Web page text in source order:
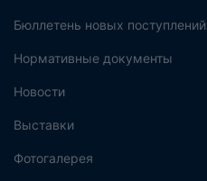
Бюллетень новых поступлений
Нормативные документы
Новости
Выставки
Фотогалерея